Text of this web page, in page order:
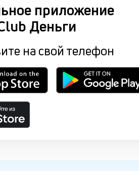
приложение
Деньги
на свой телефон